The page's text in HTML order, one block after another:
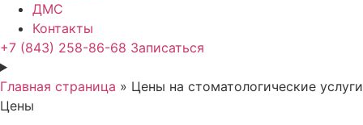
ДМС
Контакты
+7 (843) 258-86-68 Записаться
Главная страница » Цены на стоматологические услуги
Цены